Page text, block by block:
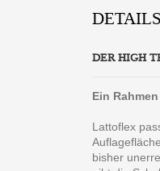
DETAILS
DER HIGH
Ein
Lattoflex
bisher